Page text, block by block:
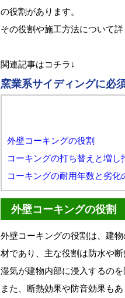
の役割があります。
その役割や施工方法について詳
関連記事はコチラ↓
窯業系サイディングに必
外壁コーキングの役割
コーキングの打ち替えと増し
コーキングの耐用年数と劣化
外壁コーキングの役割
外壁コーキングの役割は、建
材であり、主な役割は防水や
湿気が建物内部に浸入するの
また、断熱効果や防音効果も